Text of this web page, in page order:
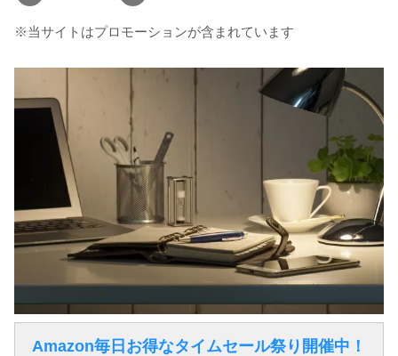
※当サイトはプロモーションが含まれています
Amazon毎日お得なタイムセール祭り開催中！